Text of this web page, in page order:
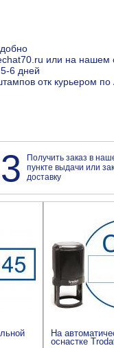
или на нашем
6 дней
отк курьером по
3
Получить заказ в
пункте выдачи или
доставку
На
оснастке